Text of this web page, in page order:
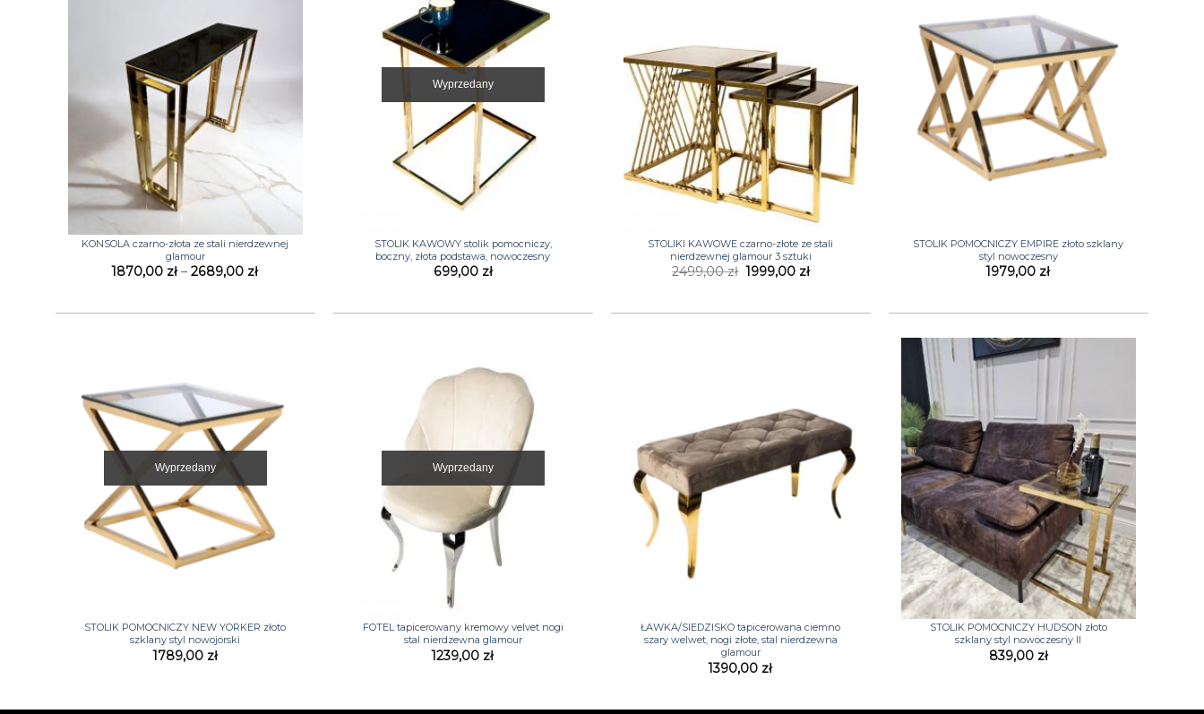
KONSOLA czarno-złota ze stali nierdzewnej
glamour
1870,00 zł – 2689,00 złZakres
do
Wyprzedany
STOLIK KAWOWY stolik pomocniczy,
boczny, złota podstawa, nowoczesny
699,00 zł
STOLIKI KAWOWE czarno-złote ze stali
nierdzewnej glamour 3 sztuki
2499,00zł Pierwotna
1999,00 złAktualna
STOLIK POMOCNICZY EMPIRE złoto szklany
styl nowoczesny
1979,00 zł
Wyprzedany
STOLIK POMOCNICZY NEW YORKER złoto
szklany styl nowojorski
1789,00 zł
Wyprzedany
FOTEL tapicerowany kremowy velvet nogi
stal nierdzewna glamour
1239,00 zł
ŁAWKA/SIEDZISKO tapicerowana ciemno
szary welwet, nogi złote, stal nierdzewna
glamour
1390,00 zł
STOLIK POMOCNICZY HUDSON złoto
szklany styl nowoczesny II
839,00 zł